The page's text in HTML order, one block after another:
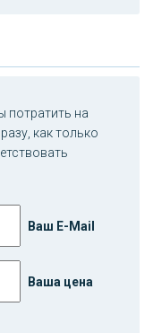
потратить на
как только
Ваш E-Mail
Ваша цена